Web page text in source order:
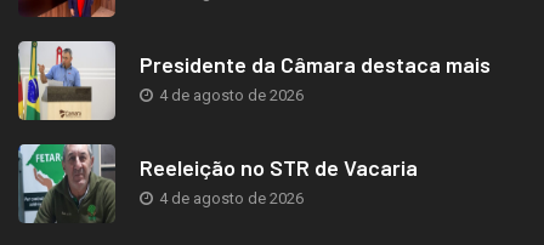
Presidente da Câmara destaca mais
4 de agosto de 2026
Reeleição no STR de Vacaria
4 de agosto de 2026